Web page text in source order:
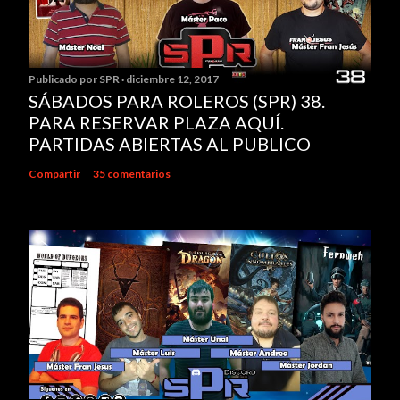
a
r
u
n
c
o
m
e
a
r
i
o
Publicado por SPR diciembre 12, 2017
SÁBADOS PARA ROLEROS (SPR) 38.
PARA RESERVAR PLAZA AQUÍ.
PARTIDAS ABIERTAS AL PUBLICO
Compartir 35 comentarios